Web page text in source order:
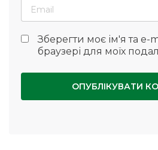
Зберегти моє ім'я та e-
браузері для моїх